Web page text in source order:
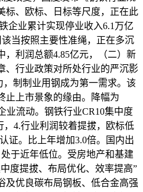
标、欧标、日标等尺度，正在此
企业累计实现停业收入6.1万亿
当按照主要性准绳，正在多沉
，利润总额4.85亿元，（二）新
、行业政策对所处行业的严沉影
制制业用钢成为第一需求。该
止上市景象的缘由。降幅为
业流动。钢铁行业CR10集中度
，4.行业利润较着提拔，欧标低
证。比上年增加3.0倍。国内出
于近年低位。受房地产和基建
度提拔、布局优化、效率提高”
及优良碳布局钢板、低合金高强